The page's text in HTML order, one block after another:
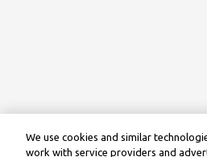
We use cookies and similar
work with service providers and